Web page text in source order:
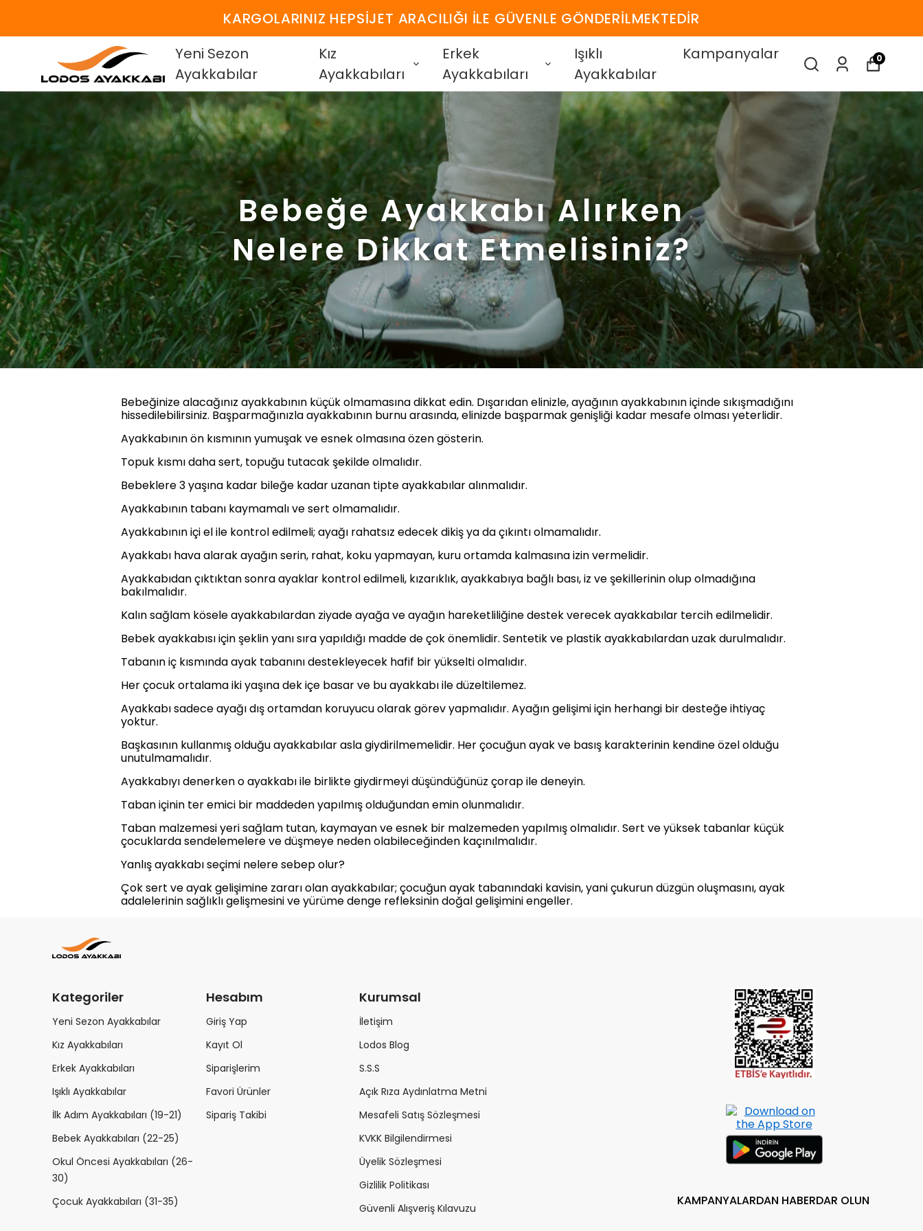
KARGOLARINIZ HEPSİJET ARACILIĞI İLE GÜVENLE GÖNDERİLMEKTEDİR
Yeni Sezon
Ayakkabılar
Kız
Ayakkabıları
Erkek
Ayakkabıları
Işıklı
Ayakkabılar
Kampanyalar 0
Bebeğe Ayakkabı Alırken
Nelere Dikkat Etmelisiniz?
Bebeğinize alacağınız ayakkabının küçük olmamasına dikkat edin. Dışarıdan elinizle, ayağının ayakkabının içinde sıkışmadığını
hissedilebilirsiniz. Başparmağınızla ayakkabının burnu arasında, elinizde başparmak genişliği kadar mesafe olması yeterlidir.
Ayakkabının ön kısmının yumuşak ve esnek olmasına özen gösterin.
Topuk kısmı daha sert, topuğu tutacak şekilde olmalıdır.
Bebeklere 3 yaşına kadar bileğe kadar uzanan tipte ayakkabılar alınmalıdır.
Ayakkabının tabanı kaymamalı ve sert olmamalıdır.
Ayakkabının içi el ile kontrol edilmeli; ayağı rahatsız edecek dikiş ya da çıkıntı olmamalıdır.
Ayakkabı hava alarak ayağın serin, rahat, koku yapmayan, kuru ortamda kalmasına izin vermelidir.
Ayakkabıdan çıktıktan sonra ayaklar kontrol edilmeli, kızarıklık, ayakkabıya bağlı bası, iz ve şekillerinin olup olmadığına
bakılmalıdır.
Kalın sağlam kösele ayakkabılardan ziyade ayağa ve ayağın hareketliliğine destek verecek ayakkabılar tercih edilmelidir.
Bebek ayakkabısı için şeklin yanı sıra yapıldığı madde de çok önemlidir. Sentetik ve plastik ayakkabılardan uzak durulmalıdır.
Tabanın iç kısmında ayak tabanını destekleyecek hafif bir yükselti olmalıdır.
Her çocuk ortalama iki yaşına dek içe basar ve bu ayakkabı ile düzeltilemez.
Ayakkabı sadece ayağı dış ortamdan koruyucu olarak görev yapmalıdır. Ayağın gelişimi için herhangi bir desteğe ihtiyaç
yoktur.
Başkasının kullanmış olduğu ayakkabılar asla giydirilmemelidir. Her çocuğun ayak ve basış karakterinin kendine özel olduğu
unutulmamalıdır.
Ayakkabıyı denerken o ayakkabı ile birlikte giydirmeyi düşündüğünüz çorap ile deneyin.
Taban içinin ter emici bir maddeden yapılmış olduğundan emin olunmalıdır.
Taban malzemesi yeri sağlam tutan, kaymayan ve esnek bir malzemeden yapılmış olmalıdır. Sert ve yüksek tabanlar küçük
çocuklarda sendelemelere ve düşmeye neden olabileceğinden kaçınılmalıdır.
Yanlış ayakkabı seçimi nelere sebep olur?
Çok sert ve ayak gelişimine zararı olan ayakkabılar; çocuğun ayak tabanındaki kavisin, yani çukurun düzgün oluşmasını, ayak
adalelerinin sağlıklı gelişmesini ve yürüme denge refleksinin doğal gelişimini engeller.
Kategoriler
Yeni Sezon Ayakkabılar
Kız Ayakkabıları
Erkek Ayakkabıları
Işıklı Ayakkabılar
İlk Adım Ayakkabıları (19-21)
Bebek Ayakkabıları (22-25)
Okul Öncesi Ayakkabıları (26-
30)
Çocuk Ayakkabıları (31-35)
Hesabım
Giriş Yap
Kayıt Ol
Siparişlerim
Favori Ürünler
Sipariş Takibi
Kurumsal
İletişim
Lodos Blog
S.S.S
Açık Rıza Aydınlatma Metni
Mesafeli Satış Sözleşmesi
KVKK Bilgilendirmesi
Üyelik Sözleşmesi
Gizlilik Politikası
Güvenli Alışveriş Kılavuzu
KAMPANYALARDAN HABERDAR OLUN